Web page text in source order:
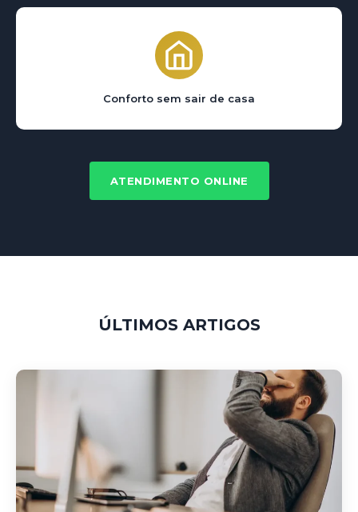
Conforto sem sair de casa
ATENDIMENTO ONLINE
ÚLTIMOS ARTIGOS